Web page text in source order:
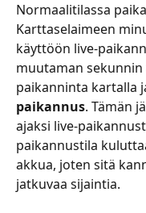
Normaalitilassa
Karttaselaimeen
käyttöön live-
muutaman
paikanninta kartalla
paikannus. Tämän
ajaksi live-
paikannustila
akkua, joten sitä
jatkuvaa sijaintia.